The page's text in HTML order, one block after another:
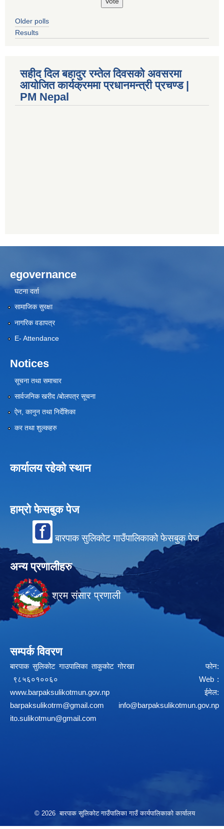
Older polls
Results
सहीद दिल बहादुर रम्तेल दिवसको अवसरमा
आयोजित कार्यक्रममा प्रधानमन्त्री प्रचण्ड |
PM Nepal
egovernance
घटना दर्ता
सामाजिक सुरक्षा
नागरिक वडापत्र
E- Attendance
Notices
सूचना तथा समाचार
सार्वजनिक खरीद /बोलपत्र सूचना
ऐन, कानुन तथा निर्देशिका
कर तथा शुल्कहरु
कार्यालय रहेको स्थान
हाम्रो फेसबुक पेज
बारपाक सुलिकोट गाउँपालिकाको फेसबुक पेज
अन्य प्रणालीहरु
श्रम संसार प्रणाली
सम्पर्क विवरण
बारपाक सुलिकोट गाउपालिका ताकुकोट गोरखा फोन:
९८५६०१००६० Web :
www.barpaksulikotmun.gov.np
ईमेल:
barpaksulikotrm@gmail.com
info@barpaksulikotmun.gov.np
ito.sulikotmun@gmail.com
© 2026 बारपाक सुलिकोट गाउँपालिका गाउँ कार्यपालिकाको कार्यालय